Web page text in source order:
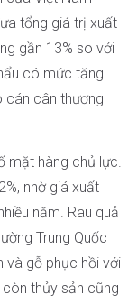
tổng giá trị xuất
gần 13% so với
có mức tăng
cán cân thương
mặt hàng chủ lực.
nhờ giá xuất
năm. Rau quả
Trung Quốc
và gỗ phục hồi với
còn thủy sản cũng